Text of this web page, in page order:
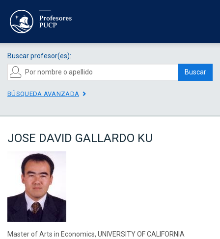
Buscar profesor(es):
Buscar
BÚSQUEDA AVANZADA
JOSE DAVID GALLARDO KU
Master of Arts in Economics, UNIVERSITY OF CALIFORNIA